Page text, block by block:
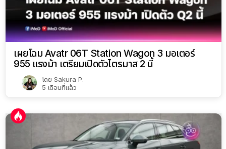
เผยโฉม Avatr 06T Station Wagon 3 มอเตอร์
955 แรงม้า เตรียมเปิดตัวไตรมาส 2 นี้
โดย Sakura P.
5 เดือนที่แล้ว